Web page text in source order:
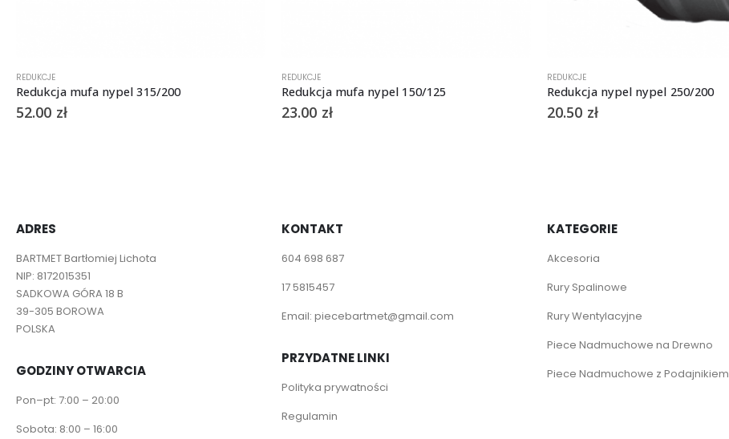
REDUKCJE
Redukcja mufa nypel 315/200
52.00 zł
REDUKCJE
Redukcja mufa nypel 150/125
23.00 zł
REDUKCJE
Redukcja nypel nypel 250/200
20.50 zł
ADRES
BARTMET Bartłomiej Lichota
NIP: 8172015351
SADKOWA GÓRA 18 B
39-305 BOROWA
POLSKA
GODZINY OTWARCIA
Pon–pt: 7:00 – 20:00
Sobota: 8:00 – 16:00
KONTAKT
604 698 687
17 5815457
Email: piecebartmet@gmail.com
PRZYDATNE LINKI
Polityka prywatności
Regulamin
KATEGORIE
Akcesoria
Rury Spalinowe
Rury Wentylacyjne
Piece Nadmuchowe na Drewno
Piece Nadmuchowe z Podajnikiem